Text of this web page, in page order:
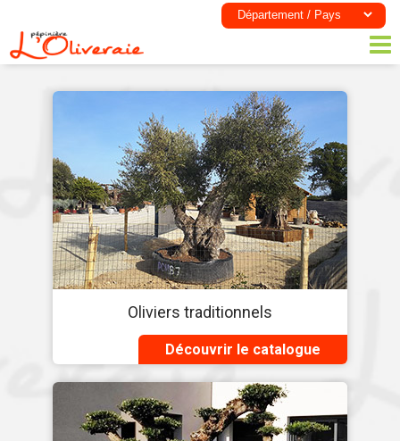
Oliviers traditionnels
Découvrir le catalogue